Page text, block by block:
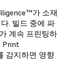
가 소재
. 빌드 중에 파
계속 프린팅하
Print
감지하면 영향